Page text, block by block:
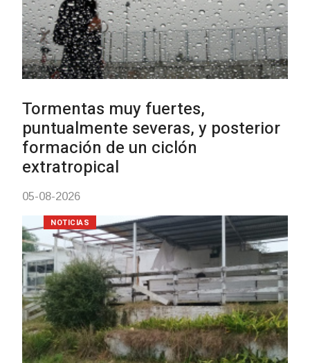
Clases de Muai Thai en Complejo
Charrúa
03-08-2026